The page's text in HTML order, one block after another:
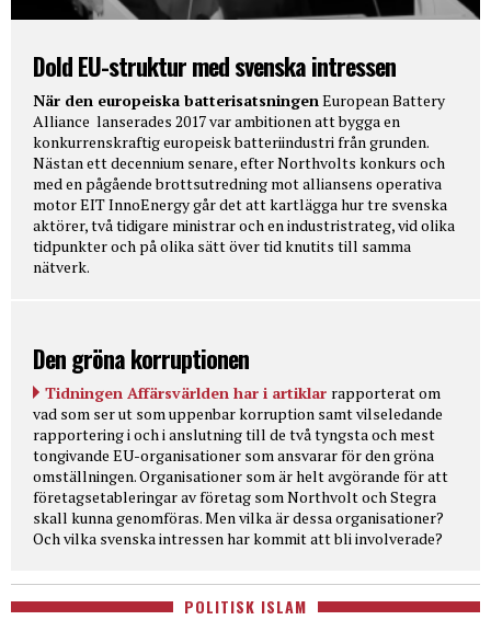
Dold EU-struktur med svenska intressen
När den europeiska batterisatsningenEuropean Battery
Alliance lanserades 2017 var ambitionen att bygga en
konkurrenskraftig europeisk batteriindustri från grunden.
Nästan ett decennium senare, efter Northvolts konkurs och
med en pågående brottsutredning mot alliansens operativa
motor EIT InnoEnergy går det att kartlägga hur tre svenska
aktörer, två tidigare ministrar och en industristrateg, vid olika
tidpunkter och på olika sätt över tid knutits till samma
nätverk.
Den gröna korruptionen
Tidningen Affärsvärlden har i artiklar rapporterat om
vad som ser ut som uppenbar korruption samt vilseledande
rapportering i och i anslutning till de två tyngsta och mest
tongivande EU-organisationer som ansvarar för den gröna
omställningen. Organisationer som är helt avgörande för att
företagsetableringar av företag som Northvolt och Stegra
skall kunna genomföras. Men vilka är dessa organisationer?
Och vilka svenska intressen har kommit att bli involverade?
POLITISK ISLAM